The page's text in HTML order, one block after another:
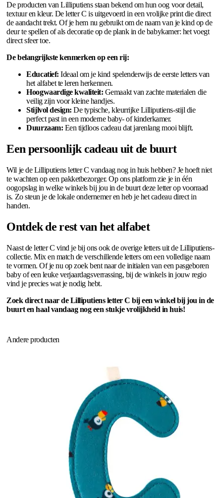
De producten van Lilliputiens staan bekend om hun oog voor detail,
textuur en kleur. De letter C is uitgevoerd in een vrolijke print die direct
de aandacht trekt. Of je hem nu gebruikt om de naam van je kind op de
deur te spellen of als decoratie op de plank in de babykamer: het voegt
direct sfeer toe.
De belangrijkste kenmerken op een rij:
Educatief: Ideaal om je kind spelenderwijs de eerste letters van
het alfabet te leren herkennen.
Hoogwaardige kwaliteit: Gemaakt van zachte materialen die
veilig zijn voor kleine handjes.
Stijlvol design: De typische, kleurrijke Lilliputiens-stijl die
perfect past in een moderne baby- of kinderkamer.
Duurzaam: Een tijdloos cadeau dat jarenlang mooi blijft.
Een persoonlijk cadeau uit de buurt
Wil je de Lilliputiens letter C vandaag nog in huis hebben? Je hoeft niet
te wachten op een pakketbezorger. Op ons platform zie je in één
oogopslag in welke winkels bij jou in de buurt deze letter op voorraad
is. Zo steun je de lokale ondernemer en heb je het cadeau direct in
handen.
Ontdek de rest van het alfabet
Naast de letter C vind je bij ons ook de overige letters uit de Lilliputiens-
collectie. Mix en match de verschillende letters om een volledige naam
te vormen. Of je nu op zoek bent naar de initialen van een pasgeboren
baby of een leuke verjaardagsverrassing, bij de winkels in jouw regio
vind je precies wat je nodig hebt.
Zoek direct naar de Lilliputiens letter C bij een winkel bij jou in de
buurt en haal vandaag nog een stukje vrolijkheid in huis!
Andere producten